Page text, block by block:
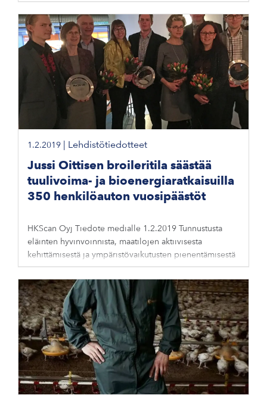
1.2.2019 Lehdistötiedotteet
Jussi Oittisen broileritila säästää
tuulivoima- ja bioenergiaratkaisuilla
350 henkilöauton vuosipäästöt
HKScan Oyj Tiedote medialle 1.2.2019 Tunnustusta
eläinten hyvinvoinnista, maatilojen aktiivisesta
kehittämisestä ja ympäristövaikutusten pienentämisestä